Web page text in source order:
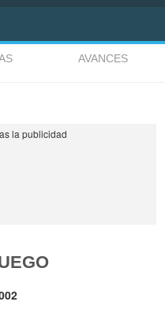
AVANCES